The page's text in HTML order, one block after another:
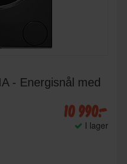
- Energisnål med
10 990:-
I lager